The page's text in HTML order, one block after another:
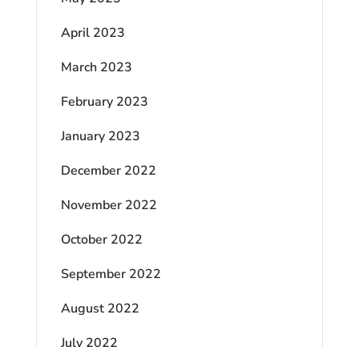
April 2023
March 2023
February 2023
January 2023
December 2022
November 2022
October 2022
September 2022
August 2022
July 2022